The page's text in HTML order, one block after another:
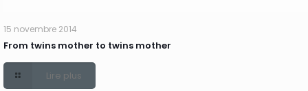
15 novembre 2014
From twins mother to twins mother
Lire plus